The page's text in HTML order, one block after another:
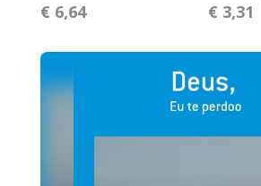
€ 6,64 € 3,31